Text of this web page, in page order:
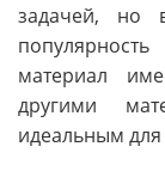
задачей, но
материал
другими
идеальным